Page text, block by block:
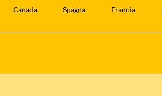
Canada Spagna Francia